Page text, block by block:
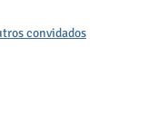
convidados